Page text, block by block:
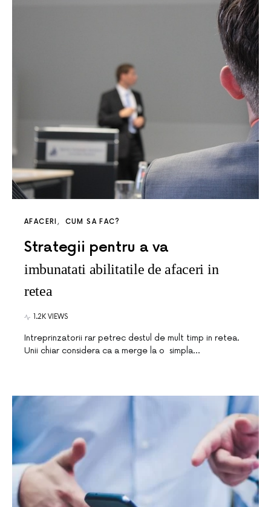
AFACERI CUM SA FAC?
Strategii pentru a va
imbunatati abilitatile de afaceri in
retea
1.2K VIEWS
Intreprinzatorii rar petrec destul de mult timp in retea.
Unii chiar considera ca a merge la o simpla…